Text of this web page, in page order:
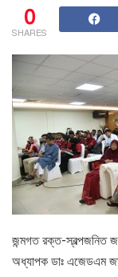
0
SHARES
জন্মগত রক্ত-স্বল্পজনিত
অধ্যাপক ডাঃ এজেডএম